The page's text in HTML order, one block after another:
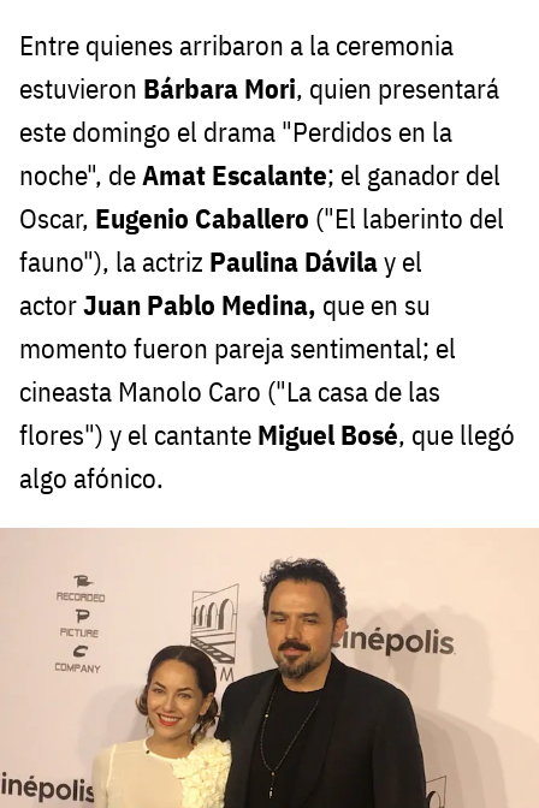
Entre quienes arribaron a la ceremonia
estuvieron Bárbara Mori, quien presentará
este domingo el drama "Perdidos en la
noche", deAmat Escalante; el ganador del
Oscar, Eugenio Caballero ("El laberinto del
fauno"), la actriz Paulina Dávilay el
actorJuan Pablo Medina, que en su
momento fueron pareja sentimental; el
cineasta Manolo Caro ("La casa de las
flores") y el cantante Miguel Bosé, que llegó
algo afónico.